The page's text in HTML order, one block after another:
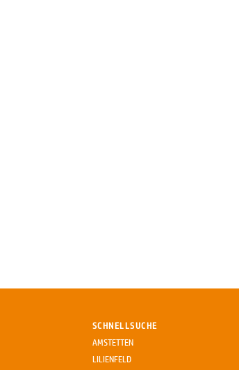
SCHNELLSUCHE
AMSTETTEN
LILIENFELD